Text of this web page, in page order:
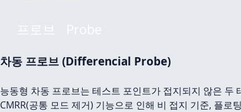
프로브 Probe
차동 프로브 (Differencial Probe)
능동형 차동 프로브는 테스트 포인트가 접지되지 않은
CMRR(공통 모드 제거) 기능으로 인해 비 접지 기준, 플